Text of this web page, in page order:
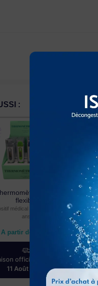
:
digital
flexible
médical agréé garanti 2
ans
A partir de
officine 72h :
11 Août 2026